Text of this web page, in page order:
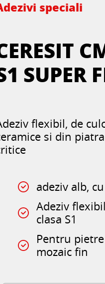
speciali
SUPER
flexibil, de
si din
adeziv alb,
Adeziv
clasa S1
Pentru
mozaic fin